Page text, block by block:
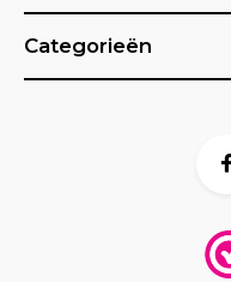
Categorieën